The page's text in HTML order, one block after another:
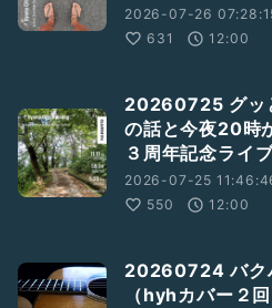
2026-07-26
631
12:00
20260725 グッ
の話と今夜20時
３周年記念ライ
2026-07-25
550
12:00
20260724 バク
（hyhカバー２回